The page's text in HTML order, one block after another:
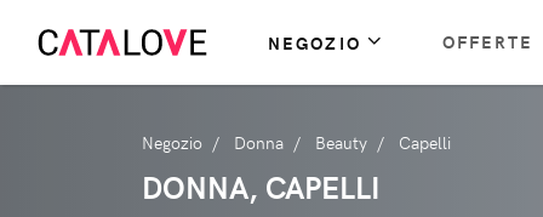
NEGOZIO OFFERTE
Negozio Donna Beauty Capelli
DONNA, CAPELLI